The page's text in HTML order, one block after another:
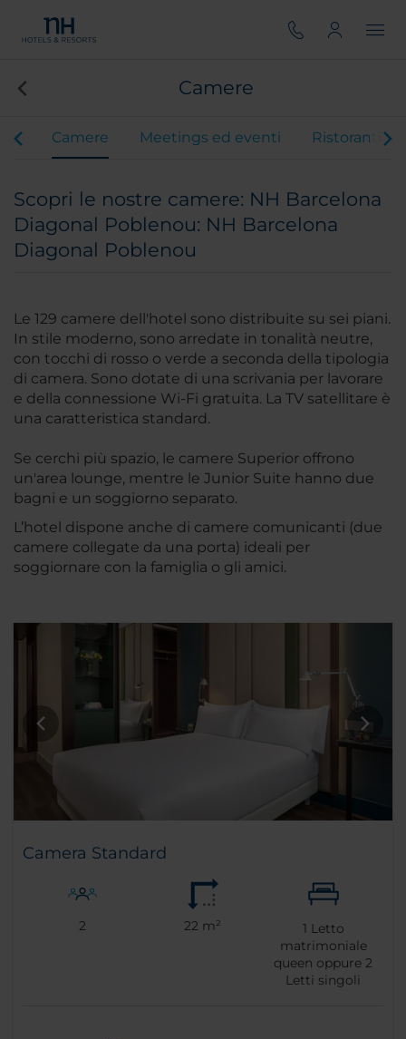
Camere
Camere Meetings ed eventi Ristoranti
Scopri le nostre camere: NH Barcelona
Diagonal Poblenou: NH Barcelona
Diagonal Poblenou
Le 129 camere dell'hotel sono distribuite su sei piani.
In stile moderno, sono arredate in tonalità neutre,
con tocchi di rosso o verde a seconda della tipologia
di camera. Sono dotate di una scrivania per lavorare
e della connessione Wi-Fi gratuita. La TV satellitare è
una caratteristica standard.
Se cerchi più spazio, le camere Superior offrono
un'area lounge, mentre le Junior Suite hanno due
bagni e un soggiorno separato.
L’hotel dispone anche di camere comunicanti (due
camere collegate da una porta) ideali per
soggiornare con la famiglia o gli amici.
Camera Standard
2 22 m² 1 Letto
matrimoniale
queen oppure2
Letti singoli